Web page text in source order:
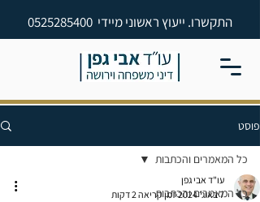
התקשרו. ייעוץ ראשוני מיידי0525285400
פוסט
כל המאמרים והכתבות
כל המאמרים והכתבות
עו"ד אבי גפן
7 באוג׳ 2024
זמן קריאה 2 דקות